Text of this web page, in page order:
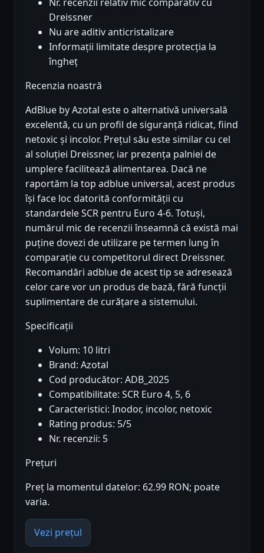
Dreissner
Nu are aditiv anticristalizare
Informații limitate despre protecția la
îngheț
Recenzia noastră
AdBlue by Azotal este o alternativă universală
excelentă, cu un profil de siguranță ridicat, fiind
netoxic și incolor. Prețul său este similar cu cel
al soluției Dreissner, iar prezența palniei de
umplere facilitează alimentarea. Dacă ne
raportăm la top adblue universal, acest produs
își face loc datorită conformității cu
standardele SCR pentru Euro 4-6. Totuși,
numărul mic de recenzii înseamnă că există mai
puține dovezi de utilizare pe termen lung în
comparație cu competitorul direct Dreissner.
Recomandări adblue de acest tip se adresează
celor care vor un produs de bază, fără funcții
suplimentare de curățare a sistemului.
Specificații
Volum: 10 litri
Brand: Azotal
Cod producător: ADB_2025
Compatibilitate: SCR Euro 4, 5, 6
Caracteristici: Inodor, incolor, netoxic
Rating produs: 5/5
Nr. recenzii: 5
Prețuri
Preț la momentul datelor: 62.99 RON; poate
varia.
Vezi prețul